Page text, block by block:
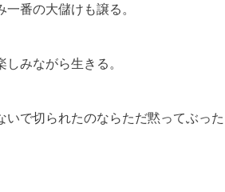
番の大儲けも譲る。
みながら生きる。
で切られたのならただ黙ってぶった